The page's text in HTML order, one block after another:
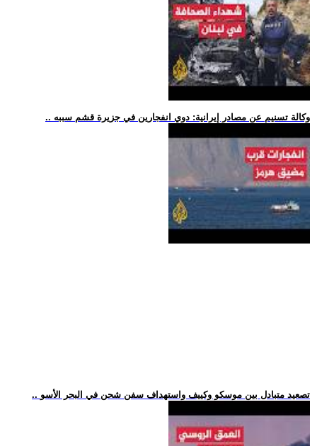
.. وكالة تسنيم عن مصادر إيرانية: دوي انفجارين في جزيرة قشم سببه
.. تصعيد متبادل بين موسكو وكييف واستهداف سفن شحن في البحر الأسو